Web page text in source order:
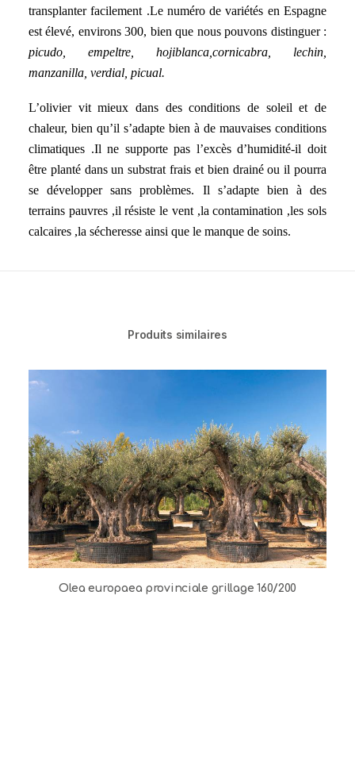
transplanter facilement .Le numéro de variétés en Espagne
est élevé, environs 300, bien que nous pouvons distinguer :
picudo, empeltre, hojiblanca,cornicabra, lechin,
manzanilla, verdial, picual.
L’olivier vit mieux dans des conditions de soleil et de
chaleur, bien qu’il s’adapte bien à de mauvaises conditions
climatiques .Il ne supporte pas l’excès d’humidité-il doit
être planté dans un substrat frais et bien drainé ou il pourra
se développer sans problèmes. Il s’adapte bien à des
terrains pauvres ,il résiste le vent ,la contamination ,les sols
calcaires ,la sécheresse ainsi que le manque de soins.
Produits similaires
Olea europaea provinciale grillage 160/200